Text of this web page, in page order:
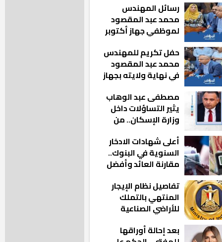
رسائل المهندس
محمد عبد المقصود
لموظفي جهاز أكتوبر
مشيت والمدينة
رجعت للخلف»
حفل تكريم للمهندس
محمد عبد المقصود
في نهاية ولايته بجهاز
مصطفى عبد الوهاب
يثير التساؤلات داخل
وزارة الإسكان.. من
المناصب؟
أعلى شهادات الادخار
السنوية في البنوك..
مقارنة العائد وأفضل
تفاصيل نظام الإيجار
المنتهي بالتملك
للأراضي الصناعية
بعد إحالة أوراقها